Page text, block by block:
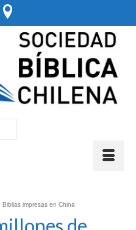
impresas en China